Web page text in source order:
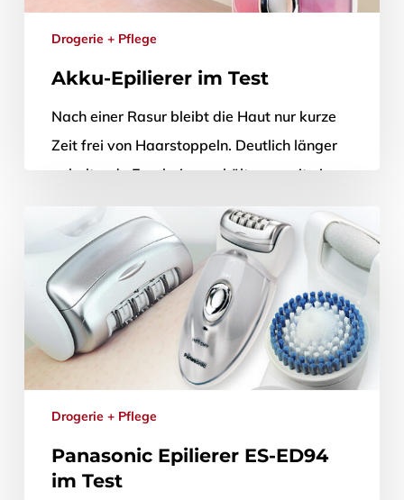
Drogerie + Pflege
Akku-Epilierer im Test
Nach einer Rasur bleibt die Haut nur kurze
Zeit frei von Haarstoppeln. Deutlich länger
anhaltende Ergebnisse erhält man mit einem
27. März 2014
Drogerie + Pflege
Panasonic Epilierer ES-ED94
im Test